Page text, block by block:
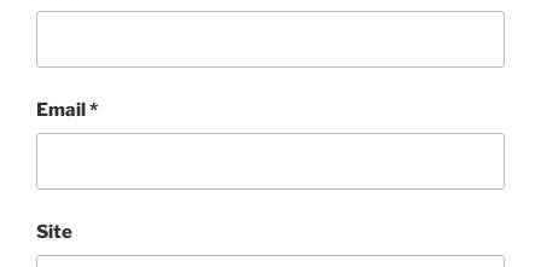
Email*
Site